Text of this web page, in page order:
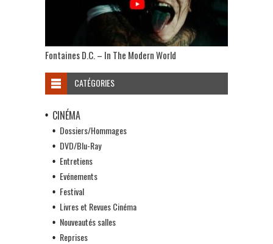
Fontaines D.C. – In The Modern World
CATÉGORIES
CINÉMA
Dossiers/Hommages
DVD/Blu-Ray
Entretiens
Evénements
Festival
Livres et Revues Cinéma
Nouveautés salles
Reprises